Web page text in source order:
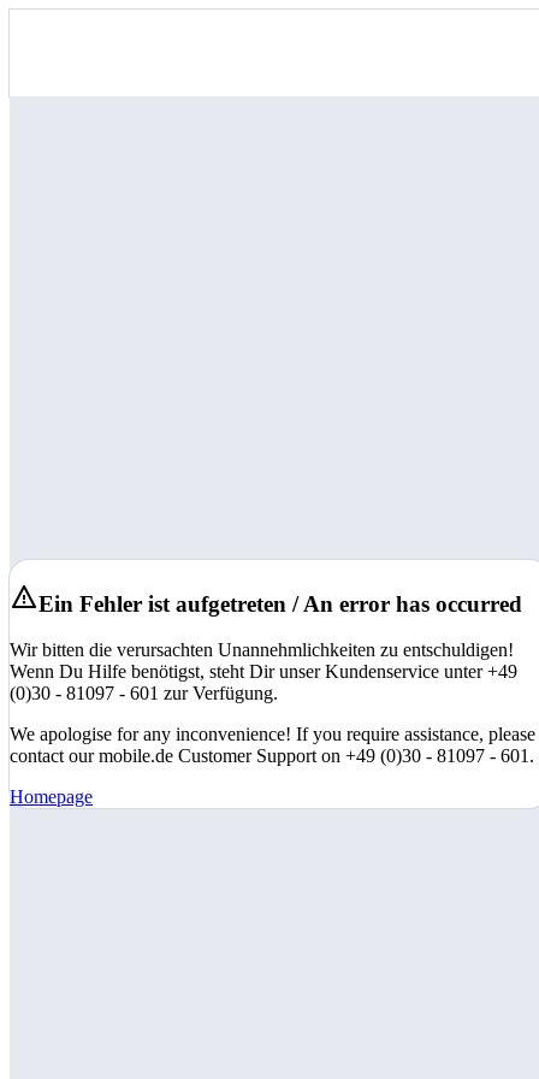
Ein Fehler ist aufgetreten / An error has occurred
Wir bitten die verursachten Unannehmlichkeiten zu entschuldigen!
Wenn Du Hilfe benötigst, steht Dir unser Kundenservice unter +49
(0)30 - 81097 - 601 zur Verfügung.
We apologise for any inconvenience! If you require assistance, please
contact our mobile.de Customer Support on +49 (0)30 - 81097 - 601.
Homepage